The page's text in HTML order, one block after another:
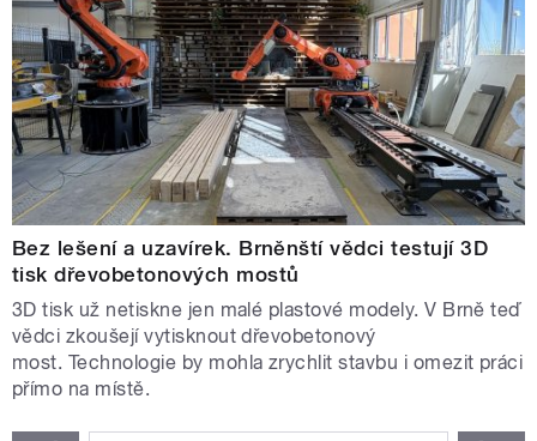
Bez lešení a uzavírek. Brněnští vědci testují 3D
tisk dřevobetonových mostů
3D tisk už netiskne jen malé plastové modely. V Brně teď
vědci zkoušejí vytisknout dřevobetonový
most. Technologie by mohla zrychlit stavbu i omezit práci
přímo na místě.